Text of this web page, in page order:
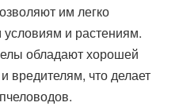
им легко
и растениям.
обладают хорошей
вредителям, что делает